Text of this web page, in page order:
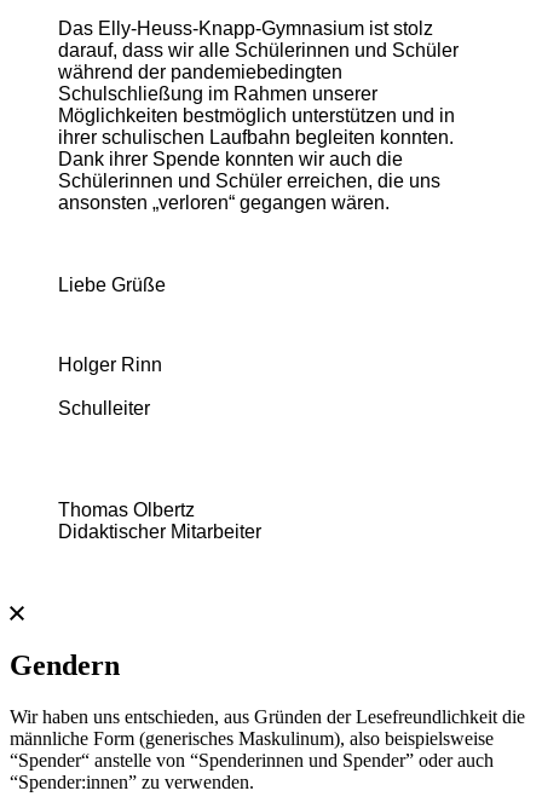
Das Elly-Heuss-Knapp-Gymnasium ist stolz
darauf, dass wir alle Schülerinnen und Schüler
während der pandemiebedingten
Schulschließung im Rahmen unserer
Möglichkeiten bestmöglich unterstützen und in
ihrer schulischen Laufbahn begleiten konnten.
Dank ihrer Spende konnten wir auch die
Schülerinnen und Schüler erreichen, die uns
ansonsten „verloren“ gegangen wären.
Liebe Grüße
Holger Rinn
Schulleiter
Thomas Olbertz
Didaktischer Mitarbeiter
Gendern
Wir haben uns entschieden, aus Gründen der Lesefreundlichkeit die
männliche Form (generisches Maskulinum), also beispielsweise
“Spender“ anstelle von “Spenderinnen und Spender” oder auch
“Spender:innen” zu verwenden.​